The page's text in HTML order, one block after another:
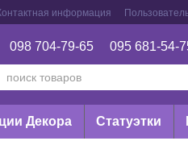
информация
098 704-79-65 095 681-54-
Декора Статуэтки